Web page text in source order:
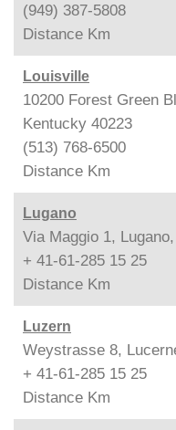
(949) 387-5808
Distance Km
Louisville
10200 Forest Green
Kentucky 40223
(513) 768-6500
Distance Km
Lugano
Via Maggio 1,
+ 41-61-285 15 25
Distance Km
Luzern
Weystrasse 8,
+ 41-61-285 15 25
Distance Km